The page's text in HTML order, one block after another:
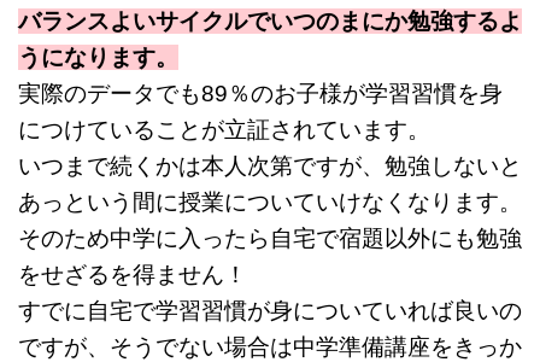
バランスよいサイクルでいつのまにか勉強するよ
うになります。
実際のデータでも89％のお子様が学習習慣を身
につけていることが立証されています。
いつまで続くかは本人次第ですが、勉強しないと
あっという間に授業についていけなくなります。
そのため中学に入ったら自宅で宿題以外にも勉強
をせざるを得ません！
すでに自宅で学習習慣が身についていれば良いの
ですが、そうでない場合は中学準備講座をきっか